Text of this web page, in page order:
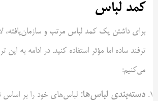
کمد لباس
برای داشتن یک کمد لباس مرتب و سازمان‌یافته،
ترفند ساده اما مؤثر استفاده کنید. در ادامه به این
می‌کنیم:
دسته‌بندی لباس‌ها: لباس‌های خود را بر اساس